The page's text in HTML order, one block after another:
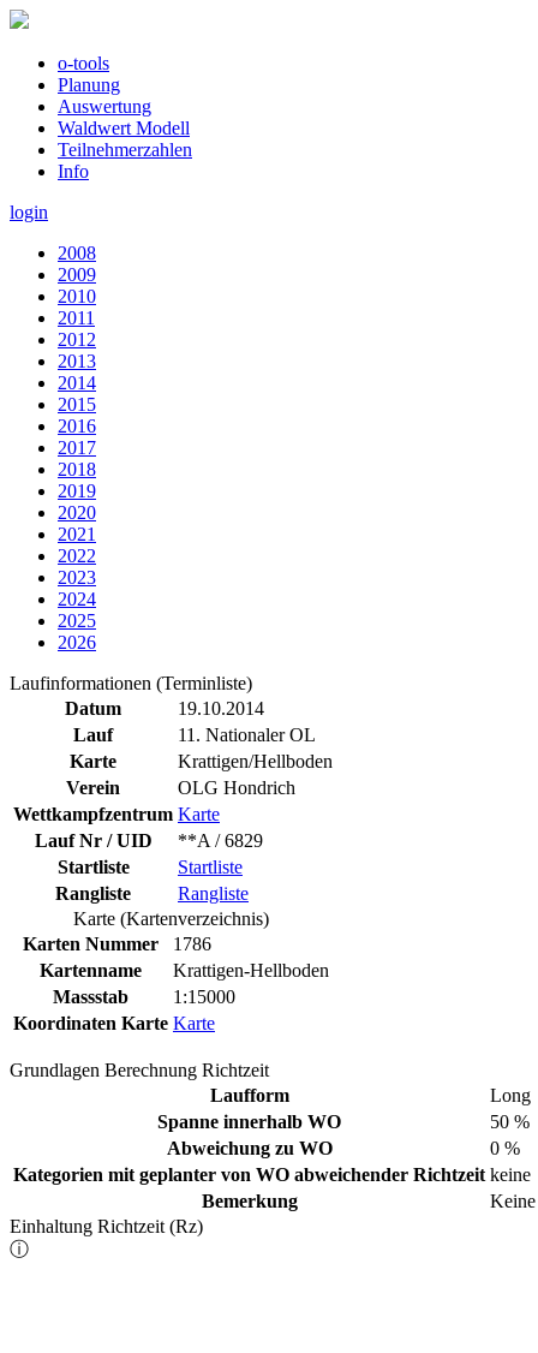
o-tools
Planung
Auswertung
Waldwert Modell
Teilnehmerzahlen
Info
login
2008
2009
2010
2011
2012
2013
2014
2015
2016
2017
2018
2019
2020
2021
2022
2023
2024
2025
2026
Laufinformationen (Terminliste)
Datum
19.10.2014
Lauf
11. Nationaler OL
Karte
Krattigen/Hellboden
Verein
OLG Hondrich
Wettkampfzentrum Karte
Lauf Nr / UID
**A / 6829
Startliste
Startliste
Rangliste
Rangliste
Karte (Kartenverzeichnis)
Karten Nummer
1786
Kartenname
Krattigen-Hellboden
Massstab
1:15000
Koordinaten Karte Karte
Grundlagen Berechnung Richtzeit
Laufform
Long
Spanne innerhalb WO
50 %
Abweichung zu WO
0 %
Kategorien mit geplanter von WO abweichender Richtzeit keine
Bemerkung
Keine
Einhaltung Richtzeit (Rz)
ⓘ